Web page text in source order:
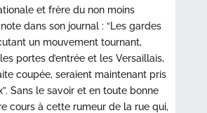
et frère du non moins
dans son journal : “Les gardes
un mouvement tournant,
portes d’entrée et les Versaillais,
coupée, seraient maintenant pris
Sans le savoir et en toute bonne
cours à cette rumeur de la rue qui,